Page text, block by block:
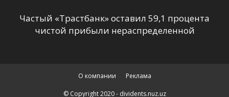
Частый «Трастбанк» оставил 59,1 процента
чистой прибыли нераспределенной
О компании Реклама
© Copyright 2020 - dividents.nuz.uz